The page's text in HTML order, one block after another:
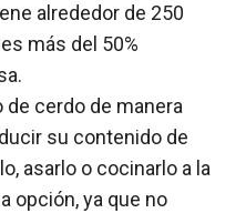
alrededor de 250
más del 50%
cerdo de manera
su contenido de
asarlo o cocinarlo a la
opción, ya que no